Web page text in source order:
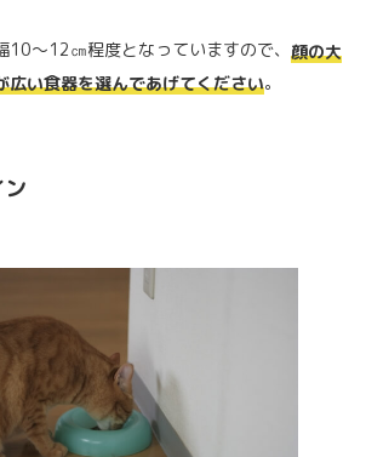
～12㎝程度となっていますので、 顔の大
広い食器を選んであげてください。